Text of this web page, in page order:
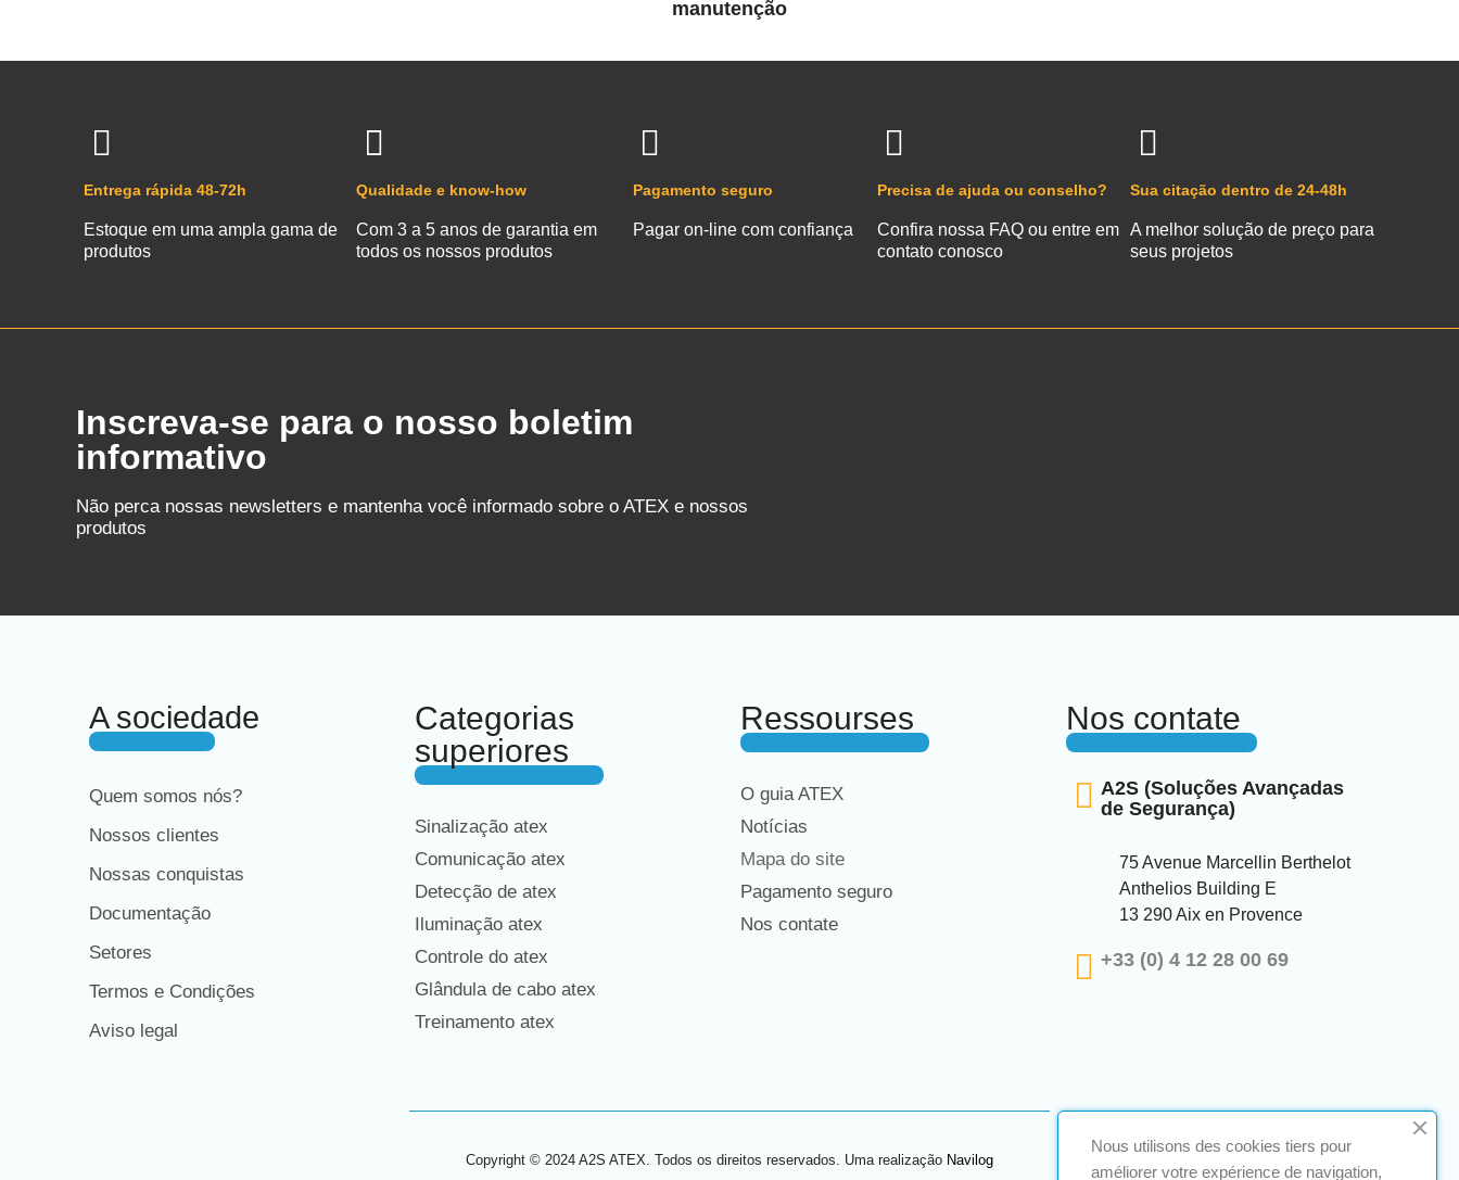
manutenção
Entrega rápida 48-72h
Estoque em uma ampla gama de
produtos
Qualidade e know-how
Com 3 a 5 anos de garantia em
todos os nossos produtos
Pagamento seguro
Pagar on-line com confiança
Precisa de ajuda ou conselho?
Confira nossa FAQ ou entre em
contato conosco
Sua citação dentro de 24-48h
A melhor solução de preço para
seus projetos
Inscreva-se para o nosso boletim
informativo
Não perca nossas newsletters e mantenha você informado sobre o ATEX e nossos
produtos
A sociedade
Quem somos nós?
Nossos clientes
Nossas conquistas
Documentação
Setores
Termos e Condições
Aviso legal
Categorias
superiores
Sinalização atex
Comunicação atex
Detecção de atex
Iluminação atex
Controle do atex
Glândula de cabo atex
Treinamento atex
Ressourses
O guia ATEX
Notícias
Mapa do site
Pagamento seguro
Nos contate
Nos contate
A2S (Soluções Avançadas
de Segurança)
75 Avenue Marcellin Berthelot
Anthelios Building E
13 290 Aix en Provence
+33 (0) 4 12 28 00 69
Copyright © 2024 A2S ATEX. Todos os direitos reservados. Uma realização Navilog
Nous utilisons des cookies tiers pour
améliorer votre expérience de navigation,